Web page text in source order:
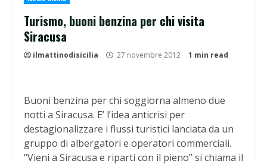
Turismo, buoni benzina per chi visita
Siracusa
ilmattinodisicilia 27 novembre 2012 1 min read
Buoni benzina per chi soggiorna almeno due
notti a Siracusa. E’ l’idea anticrisi per
destagionalizzare i flussi turistici lanciata da un
gruppo di albergatori e operatori commerciali.
“Vieni a Siracusa e riparti con il pieno” si chiama il